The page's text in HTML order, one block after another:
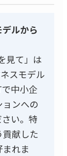
デルから
見て」は
スモデル
中小企
ンへの
い。特
献した
れま